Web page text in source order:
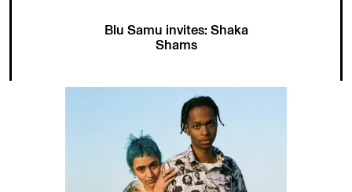
Blu Samu invites: Shaka
Shams